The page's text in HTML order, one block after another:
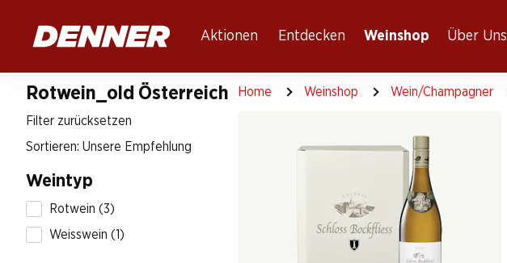
Aktionen
Entdecken Weinshop Über Uns
Rotwein_old Österreich
Filter zurücksetzen
Sortieren: Unsere Empfehlung
Weintyp
Rotwein (3)
Weisswein (1)
Home Weinshop Wein/Champagner